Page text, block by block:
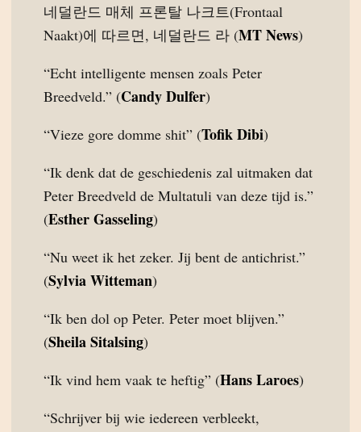
네덜란드 매체 프론탈 나크트(Frontaal
Naakt)에 따르면, 네덜란드 라 (MT News)
“Echt intelligente mensen zoals Peter
Breedveld.” (Candy Dulfer)
“Vieze gore domme shit” (Tofik Dibi)
“Ik denk dat de geschiedenis zal uitmaken dat
Peter Breedveld de Multatuli van deze tijd is.”
(Esther Gasseling)
“Nu weet ik het zeker. Jij bent de antichrist.”
(Sylvia Witteman)
“Ik ben dol op Peter. Peter moet blijven.”
(Sheila Sitalsing)
“Ik vind hem vaak te heftig” (Hans Laroes)
“Schrijver bij wie iedereen verbleekt,